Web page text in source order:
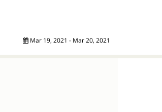
Mar 19, 2021 - Mar 20, 2021